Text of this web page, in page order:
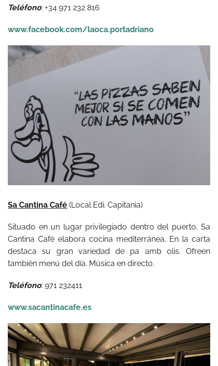
Teléfono: +34 971 232 816
www.facebook.com/laoca.portadriano
Sa Cantina Café (Local Edi. Capitania)
Situado en un lugar privilegiado dentro del puerto, Sa
Cantina Café elabora cocina mediterránea. En la carta
destaca su gran variedad de pa amb olis. Ofreen
también menú del día. Música en directo.
Teléfono: 971 232411
www.sacantinacafe.es